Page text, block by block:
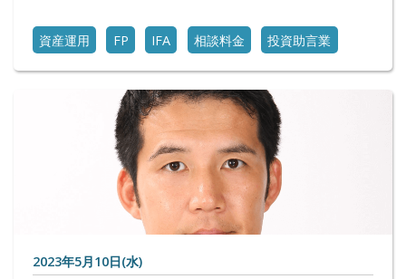
資産運用 FP IFA 相談料金 投資助言業
2023年5月10日(水)